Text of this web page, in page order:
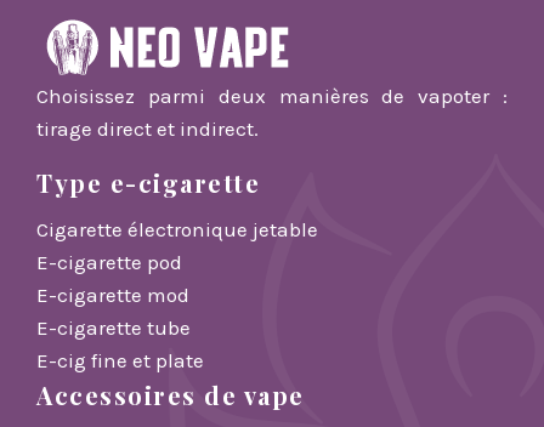
Choisissez parmi deux manières de vapoter :
tirage direct et indirect.
Type e-cigarette
Cigarette électronique jetable
E-cigarette pod
E-cigarette mod
E-cigarette tube
E-cig fine et plate
Accessoires de vape